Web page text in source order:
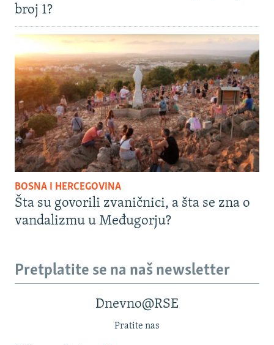
broj 1?
BOSNA I HERCEGOVINA
Šta su govorili zvaničnici, a šta se zna o
vandalizmu u Međugorju?
Pretplatite se na naš newsletter
Dnevno@RSE
Pratite nas